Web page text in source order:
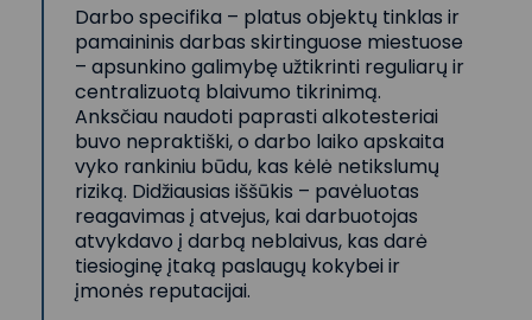
Darbo specifika – platus objektų tinklas ir
pamaininis darbas skirtinguose miestuose
– apsunkino galimybę užtikrinti reguliarų ir
centralizuotą blaivumo tikrinimą.
Anksčiau naudoti paprasti alkotesteriai
buvo nepraktiški, o darbo laiko apskaita
vyko rankiniu būdu, kas kėlė netikslumų
riziką. Didžiausias iššūkis – pavėluotas
reagavimas į atvejus, kai darbuotojas
atvykdavo į darbą neblaivus, kas darė
tiesioginę įtaką paslaugų kokybei ir
įmonės reputacijai.